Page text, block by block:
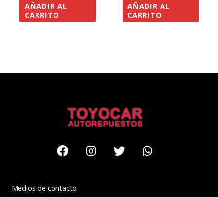
AÑADIR AL
CARRITO
AÑADIR AL
CARRITO
FacebookInstagram
TwitterWhatsapp
Medios de contacto